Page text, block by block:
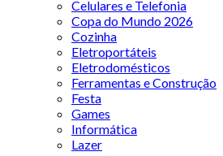
Celulares e Telefonia
Copa do Mundo 2026
Cozinha
Eletroportáteis
Eletrodomésticos
Ferramentas e Construção
Festa
Games
Informática
Lazer